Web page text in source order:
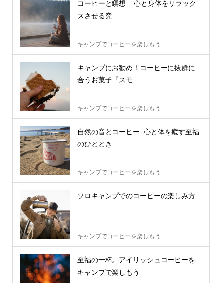
コーヒーと瞑想 – 心と身体をリラック
スさせる究...
キャンプでコーヒーを楽しもう
キャンプにお勧め！コーヒーに抜群に
合うお菓子『スモ...
キャンプでコーヒーを楽しもう
自然の音とコーヒー: 心と体を癒す至福
のひととき
キャンプでコーヒーを楽しもう
ソロキャンプでのコーヒーの楽しみ方
キャンプでコーヒーを楽しもう
至福の一杯。アイリッシュコーヒーを
キャンプで楽しもう